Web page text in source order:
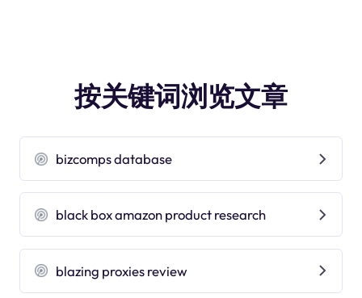
按关键词浏览文章
bizcomps database
black box amazon product research
blazing proxies review